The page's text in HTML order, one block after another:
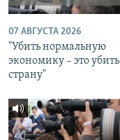
07 АВГУСТА 2026
"Убить нормальную
экономику – это убить
страну"